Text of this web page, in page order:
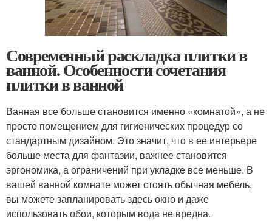
Современный раскладка плитки в
ванной. Особенности сочетания
плитки в ванной
Ванная все больше становится именно «комнатой», а не
просто помещением для гигиенических процедур со
стандартным дизайном. Это значит, что в ее интерьере
больше места для фантазии, важнее становится
эргономика, а ограничений при укладке все меньше. В
вашей ванной комнате может стоять обычная мебель,
вы можете запланировать здесь окно и даже
использовать обои, которым вода не вредна.